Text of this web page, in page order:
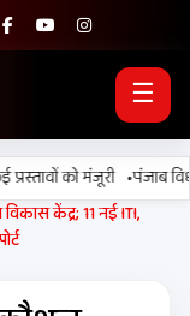
☰
को मंजूरी •पंजाब
केंद्र; 11 नई ITI,